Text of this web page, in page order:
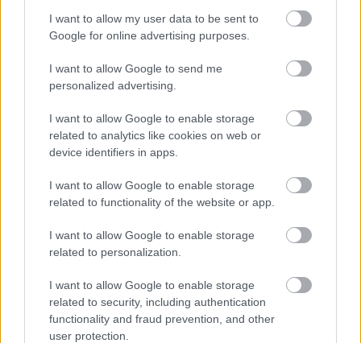
I want to allow my user data to be sent to
Google for online advertising purposes.
I want to allow Google to send me
personalized advertising.
I want to allow Google to enable storage
related to analytics like cookies on web or
device identifiers in apps.
I want to allow Google to enable storage
related to functionality of the website or app.
I want to allow Google to enable storage
related to personalization.
I want to allow Google to enable storage
related to security, including authentication
functionality and fraud prevention, and other
user protection.
JNSZ megyei hírek aszály,hamu, jelenség,korom
2026.04.02. Kiss Lajos
gondoskodik arról,
színekben pompázzon
Szolnokon azonban
elkel a segítség, amit
meg is kapnak a növények, ezért néz ki most így a város.
Nekünk melyik kép a kedvencünk?